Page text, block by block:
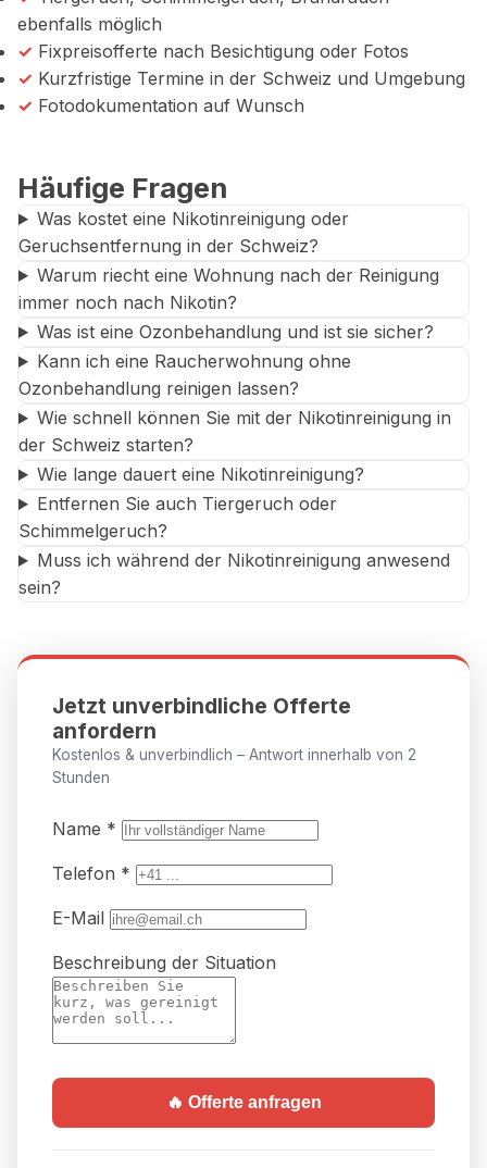
ebenfalls möglich
✓ Fixpreisofferte nach Besichtigung oder Fotos
✓ Kurzfristige Termine in der Schweiz und Umgebung
✓ Fotodokumentation auf Wunsch
Häufige Fragen
Was kostet eine Nikotinreinigung oder
Geruchsentfernung in der Schweiz?
Warum riecht eine Wohnung nach der Reinigung
immer noch nach Nikotin?
Was ist eine Ozonbehandlung und ist sie sicher?
Kann ich eine Raucherwohnung ohne
Ozonbehandlung reinigen lassen?
Wie schnell können Sie mit der Nikotinreinigung in
der Schweiz starten?
Wie lange dauert eine Nikotinreinigung?
Entfernen Sie auch Tiergeruch oder
Schimmelgeruch?
Muss ich während der Nikotinreinigung anwesend
sein?
Jetzt unverbindliche Offerte
anfordern
Kostenlos & unverbindlich – Antwort innerhalb von 2
Stunden
Name *
Telefon *
E-Mail
Beschreibung der Situation
🔥 Offerte anfragen